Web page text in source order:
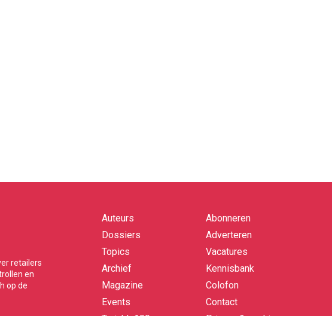
retailers
en
op de
Quick
links
Auteurs
Dossiers
Topics
Archief
Magazine
Events
Abonneren
Adverteren
Vacatures
Kennisbank
Colofon
Contact